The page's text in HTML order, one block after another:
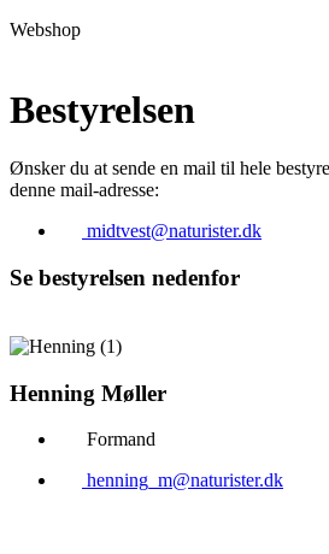
Webshop
Bestyrelsen
Ønsker du at sende en mail til hele
denne mail-adresse:
midtvest@naturister.dk
Se bestyrelsen nedenfor
Henning Møller
Formand
henning_m@naturister.dk